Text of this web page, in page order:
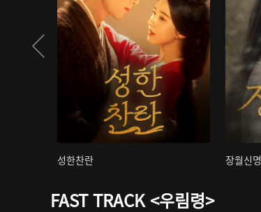
성한찬란 장월신명
FAST TRACK <우림령>